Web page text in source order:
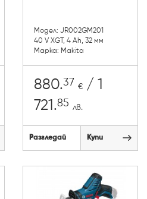
Модел: JR002GM201
40 V XGT, 4 Ah, 32 мм
Марка: Makita
880.37 € / 1
721.85 лв.
Разгледай Купи